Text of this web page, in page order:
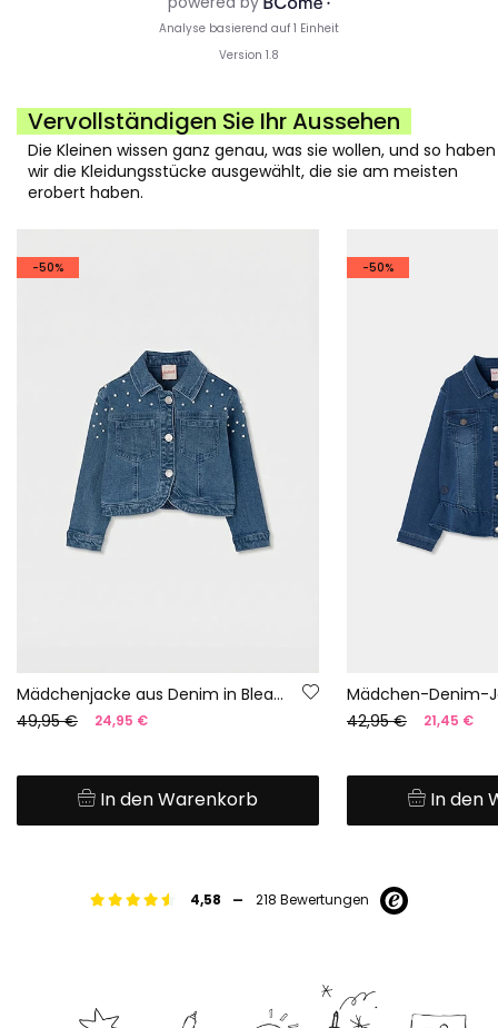
Vervollständigen Sie Ihr Aussehen
Die Kleinen wissen ganz genau, was sie wollen, und so haben
wir die Kleidungsstücke ausgewählt, die sie am meisten
erobert haben.
-50%
Mädchenjacke aus Denim in Bleach-Farbe mit kleinen Schleifen.
49,95 €
24,95 €
In den Warenkorb
-50%
Mädchen-Denim-
42,95 €
21,45 €
In den
4,58 - 218 Bewertungen